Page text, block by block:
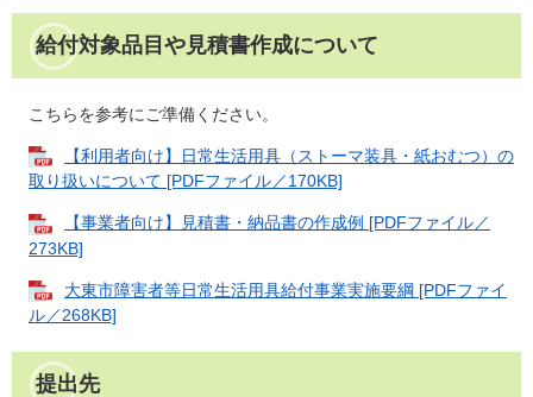
給付対象品目や見積書作成について
こちらを参考にご準備ください。
【利用者向け】日常生活用具（ストーマ装具・紙おむつ）の
取り扱いについて [PDFファイル／170KB]
【事業者向け】見積書・納品書の作成例 [PDFファイル／
273KB]
大東市障害者等日常生活用具給付事業実施要綱 [PDFファイ
ル／268KB]
提出先